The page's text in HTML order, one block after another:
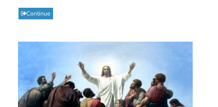
Continue